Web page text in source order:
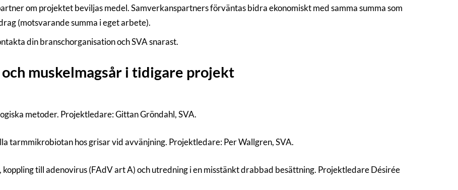
om projektet beviljas medel. Samverkanspartners förväntas bidra ekonomiskt med samma summa som
(motsvarande summa i eget arbete).
din branschorganisation och SVA snarast.
muskelmagsår i tidigare projekt
metoder. Projektledare: Gittan Gröndahl, SVA.
tarmmikrobiotan hos grisar vid avvänjning. Projektledare: Per Wallgren, SVA.
till adenovirus (FAdV art A) och utredning i en misstänkt drabbad besättning. Projektledare Désirée